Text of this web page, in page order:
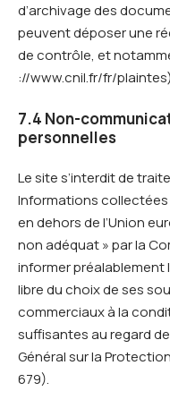
d’archivage des
peuvent déposer une
de contrôle, et
://www.cnil.fr/fr/
7.4 Non-
personnelles
Le site s’interdit de
Informations collectées
en dehors de l’Union
non adéquat » par la
informer préalablement
libre du choix de ses
commerciaux à la
suffisantes au regard
Général sur la
679).